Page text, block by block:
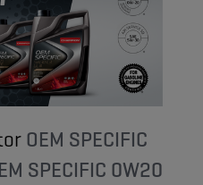
OEM SPECIFIC
SPECIFIC 0W20